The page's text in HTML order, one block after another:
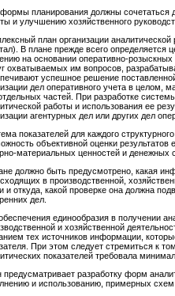
планирования должны сочетаться
и улучшению хозяйственного
план организации
В плане прежде всего определяется
на основании оперативно-
охватываемых им вопросов,
успешное решение
дел оперативного учета в целом,
частей. При разработке
работы и использования ее
агентурных дел или других дел
показателей для каждого
объективной оценки результатов
материальных ценностей и денежных
должно быть предусмотрено, какая
в производственной,
и откуда, какой проверке она должна
дел.
единообразия в получении
и хозяйственной
тех источников информации,
При этом следует стремиться к
показателей требовала
предусматривает разработку форм
и использованию, примерных схем